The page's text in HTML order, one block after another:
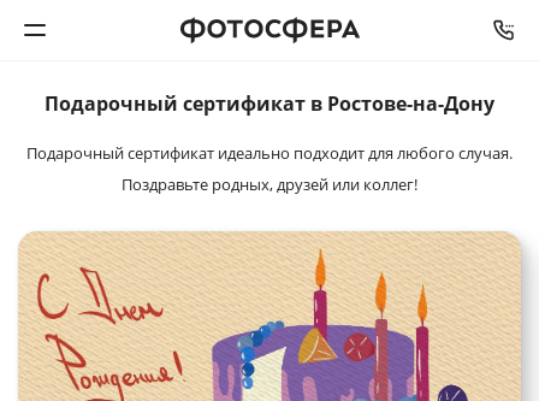
Печать фото
Календари
Интерьерная печать
Фотоподарки
Подарочный сертификат в Ростове-на-Дону
Подарочный сертификат идеально подходит для любого случая.
Поздравьте родных, друзей или коллег!